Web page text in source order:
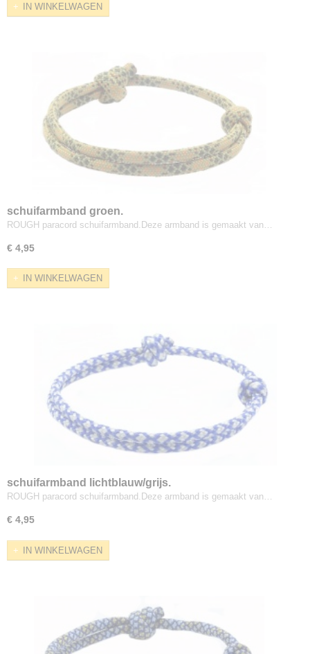
IN WINKELWAGEN
schuifarmband groen.
ROUGH paracord schuifarmband.Deze armband is gemaakt van…
€ 4,95
IN WINKELWAGEN
schuifarmband lichtblauw/grijs.
ROUGH paracord schuifarmband.Deze armband is gemaakt van…
€ 4,95
IN WINKELWAGEN